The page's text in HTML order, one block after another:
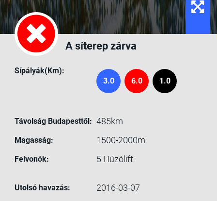
A síterep zárva
Sípályák(Km):
3.0
6.0 1.0
Távolság Budapesttől: 485km
Magasság: 1500-2000m
Felvonók: 5 Húzólift
Utolsó havazás: 2016-03-07